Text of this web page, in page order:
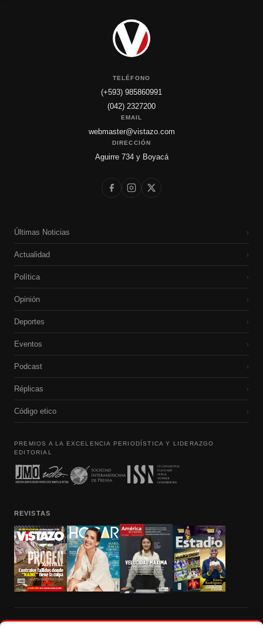
TELÉFONO
(+593) 985860991
(042) 2327200
EMAIL
webmaster@vistazo.com
DIRECCIÓN
Aguirre 734 y Boyacá
Últimas Noticias ›
Actualidad ›
Política ›
Opinión ›
Deportes ›
Eventos ›
Podcast ›
Réplicas ›
Código etico ›
PREMIOS A LA EXCELENCIA PERIODÍSTICA Y LIDERAZGO
EDITORIAL
REVISTAS